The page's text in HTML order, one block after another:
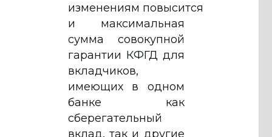
изменениям повысится
и максимальная
сумма совокупной
гарантии КФГД для
вкладчиков,
имеющих в одном
банке как
сберегательный
вклад, так и другие